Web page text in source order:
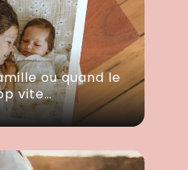
ou quand le
vite…